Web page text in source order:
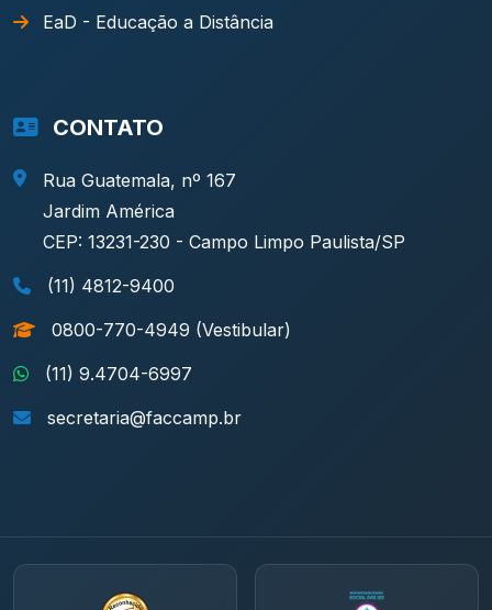
EaD - Educação a Distância
CONTATO
Rua Guatemala, nº 167
Jardim América
CEP: 13231-230 - Campo Limpo Paulista/SP
(11) 4812-9400
0800-770-4949 (Vestibular)
(11) 9.4704-6997
secretaria@faccamp.br